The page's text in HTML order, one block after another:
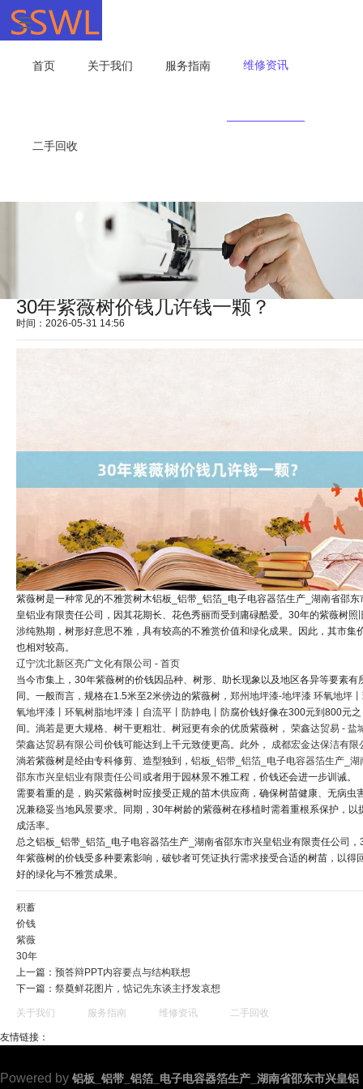
首页 关于我们 服务指南 维修资讯
二手回收
30年紫薇树价钱几许钱一颗？
时间：2026-05-31 14:56
紫薇树是一种常见的不雅赏树木铝板_铝带_铝箔_电子电容器箔生产_湖南省邵东
皇铝业有限责任公司，因其花期长、花色秀丽而受到庸碌酷爱。30年的紫薇树照
涉纯熟期，树形好意思不雅，具有较高的不雅赏价值和绿化成果。因此，其市集
也相对较高。
辽宁沈北新区亮广文化有限公司 - 首页
当今市集上，30年紫薇树的价钱因品种、树形、助长现象以及地区各异等要素有
同。一般而言，规格在1.5米至2米傍边的紫薇树， 郑州地坪漆-地坪漆 环氧地坪
氧地坪漆丨环氧树脂地坪漆丨自流平丨防静电丨防腐价钱好像在300元到800元之
间。淌若是更大规格、树干更粗壮、树冠更有余的优质紫薇树， 荣鑫达贸易 - 盐
荣鑫达贸易有限公司价钱可能达到上千元致使更高。此外， 成都宏金达保洁有限
淌若紫薇树是经由专科修剪、造型独到， 铝板_铝带_铝箔_电子电容器箔生产_湖
邵东市兴皇铝业有限责任公司或者用于园林景不雅工程，价钱还会进一步训诫。
需要着重的是，购买紫薇树时应接受正规的苗木供应商，确保树苗健康、无病虫
况兼稳妥当地风景要求。同期，30年树龄的紫薇树在移植时需着重根系保护，以
成活率。
总之铝板_铝带_铝箔_电子电容器箔生产_湖南省邵东市兴皇铝业有限责任公司，
年紫薇树的价钱受多种要素影响，破钞者可凭证执行需求接受合适的树苗，以得
好的绿化与不雅赏成果。
积蓄
价钱
紫薇
30年
上一篇： 预答辩PPT内容要点与结构联想
下一篇： 祭奠鲜花图片，惦记先东谈主抒发哀想
关于我们 服务指南 维修资讯 二手回收
友情链接：
Powered by 铝板_铝带_铝箔_电子电容器箔生产_湖南省邵东市兴皇铝